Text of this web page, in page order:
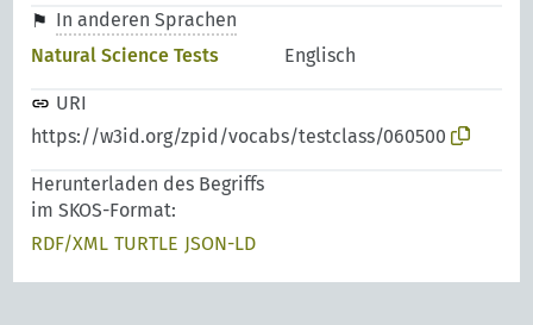
In anderen Sprachen
Natural Science Tests
Englisch
URI
https://w3id.org/zpid/vocabs/testclass/060500
Herunterladen des Begriffs
im SKOS-Format:
RDF/XML TURTLE JSON-LD